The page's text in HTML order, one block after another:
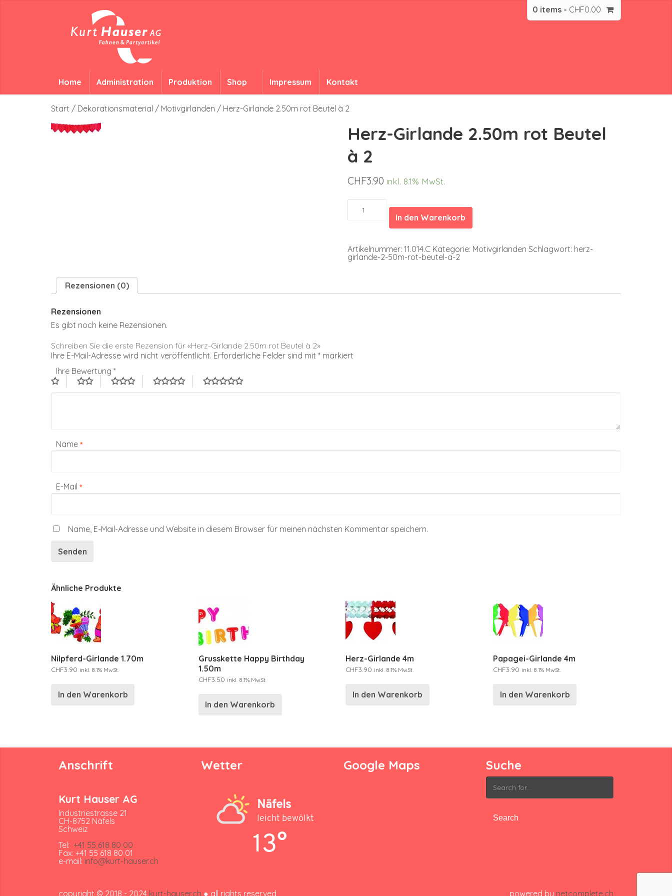
0 items - CHF0.00
Home Administration Produktion Shop Impressum Kontakt
Start / Dekorationsmaterial / Motivgirlanden / Herz-Girlande 2.50m rot Beutel à 2
Herz-Girlande 2.50m rot Beutel
à 2
CHF3.90 inkl. 8.1% MwSt.
Herz-
Girlande
2.50m
2
Menge
In den Warenkorb
Artikelnummer: 11.014.C Kategorie: Motivgirlanden Schlagwort: herz-
girlande-2-50m-rot-beutel-a-2
Rezensionen (0)
Rezensionen
Es gibt noch keine Rezensionen.
Schreiben Sie die erste Rezension für «Herz-Girlande 2.50m rot Beutel à 2»
Ihre E-Mail-Adresse wird nicht veröffentlicht. Erforderliche Felder sind mit * markiert
Ihre Bewertung *
Name *
E-Mail *
Name, E-Mail-Adresse und Website in diesem Browser für meinen nächsten Kommentar speichern.
Ähnliche Produkte
Nilpferd-Girlande 1.70m
CHF3.90 inkl. 8.1% MwSt.
In den Warenkorb
Grusskette Happy Birthday
1.50m
CHF3.50 inkl. 8.1% MwSt.
In den Warenkorb
Herz-Girlande 4m
CHF3.90 inkl. 8.1% MwSt.
In den Warenkorb
Papagei-Girlande 4m
CHF3.90 inkl. 8.1% MwSt.
In den Warenkorb
Anschrift
Kurt Hauser AG
Industriestrasse 21
CH-8752 Näfels
Schweiz
Tel: +41 55 618 80 00
Fax: +41 55 618 80 01
e-mail: info@kurt-hauser.ch
Wetter
Näfels
leicht bewölkt
13°
Google Maps Suche
Search
for:
copyright © 2018 - 2024 kurt-hauser.ch ● all rights reserved powered by netcomplete.ch